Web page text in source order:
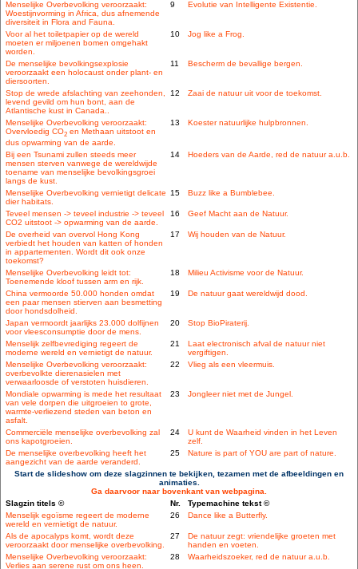
Menselijke Overbevolking veroorzaakt:
Woestijnvorming in Africa, dus afnemende
diversiteit in Flora and Fauna.
9 Evolutie van Intelligente Existentie.
Voor al het toiletpapier op de wereld
moeten er miljoenen bomen omgehakt
worden.
10 Jog like a Frog.
De menselijke bevolkingsexplosie
veroorzaakt een holocaust onder plant- en
diersoorten.
11 Bescherm de bevallige bergen.
Stop de wrede afslachting van zeehonden,
levend gevild om hun bont, aan de
Atlantische kust in Canada..
12 Zaai de natuur uit voor de toekomst.
Menselijke Overbevolking veroorzaakt:
Overvloedig CO2 en Methaan uitstoot en
dus opwarming van de aarde.
13 Koester natuurlijke hulpbronnen.
Bij een Tsunami zullen steeds meer
mensen sterven vanwege de wereldwijde
toename van menselijke bevolkingsgroei
langs de kust.
14 Hoeders van de Aarde, red de natuur a.u.b.
Menselijke Overbevolking vernietigt delicate
dier habitats.
15 Buzz like a Bumblebee.
Teveel mensen -> teveel industrie -> teveel
CO2 uitstoot -> opwarming van de aarde.
16 Geef Macht aan de Natuur.
De overheid van overvol Hong Kong
verbiedt het houden van katten of honden
in appartementen. Wordt dit ook onze
toekomst?
17 Wij houden van de Natuur.
Menselijke Overbevolking leidt tot:
Toenemende kloof tussen arm en rijk.
18 Milieu Activisme voor de Natuur.
China vermoorde 50.000 honden omdat
een paar mensen stierven aan besmetting
door hondsdolheid.
19 De natuur gaat wereldwijd dood.
Japan vermoordt jaarlijks 23.000 dolfijnen
voor vleesconsumptie door de mens.
20 Stop BioPiraterij.
Menselijk zelfbevrediging regeert de
moderne wereld en vernietigt de natuur.
21
Laat electronisch afval de natuur niet
vergiftigen.
Menselijke Overbevolking veroorzaakt:
overbevolkte dierenasielen met
verwaarloosde of verstoten huisdieren.
22 Vlieg als een vleermuis.
Mondiale opwarming is mede het resultaat
van vele dorpen die uitgroeien to grote,
warmte-verliezend steden van beton en
asfalt.
23 Jongleer niet met de Jungel.
Commerciële menselijke overbevolking zal
ons kapotgroeien.
24
U kunt de Waarheid vinden in het Leven
zelf.
De menselijke overbevolking heeft het
aangezicht van de aarde veranderd.
25 Nature is part of YOU are part of nature.
Start de slideshow om deze slagzinnen te bekijken, tezamen met de afbeeldingen en
animaties.
Ga daarvoor naar bovenkant van webpagina.
Slagzin titels ©
Nr.
Typemachine tekst ©
Menselijk egoïsme regeert de moderne
wereld en vernietigt de natuur.
26 Dance like a Butterfly.
Als de apocalyps komt, wordt deze
veroorzaakt door menselijke overbevolking.
27
De natuur zegt: vriendelijke groeten met
handen en voeten.
Menselijke Overbevolking veroorzaakt:
Verlies aan serene rust om ons heen.
28 Waarheidszoeker, red de natuur a.u.b.